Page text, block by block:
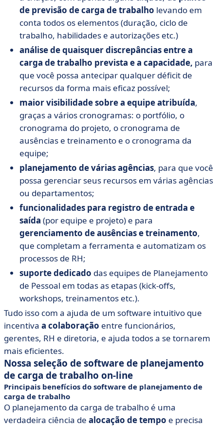
de previsão de carga de trabalho levando em
conta todos os elementos (duração, ciclo de
trabalho, habilidades e autorizações etc.)
análise de quaisquer discrepâncias entre a
carga de trabalho prevista e a capacidade, para
que você possa antecipar qualquer déficit de
recursos da forma mais eficaz possível;
maior visibilidade sobre a equipe atribuída,
graças a vários cronogramas: o portfólio, o
cronograma do projeto, o cronograma de
ausências e treinamento e o cronograma da
equipe;
planejamento de várias agências, para que você
possa gerenciar seus recursos em várias agências
ou departamentos;
funcionalidades para registro de entrada e
saída (por equipe e projeto) e para
gerenciamento de ausências e treinamento,
que completam a ferramenta e automatizam os
processos de RH;
suporte dedicado das equipes de Planejamento
de Pessoal em todas as etapas (kick-offs,
workshops, treinamentos etc.).
Tudo isso com a ajuda de um software intuitivo que
incentiva a colaboração entre funcionários,
gerentes, RH e diretoria, e ajuda todos a se tornarem
mais eficientes.
Nossa seleção de software de planejamento
de carga de trabalho on-line
Principais benefícios do software de planejamento de
carga de trabalho
O planejamento da carga de trabalho é uma
verdadeira ciência de alocação de tempo e precisa